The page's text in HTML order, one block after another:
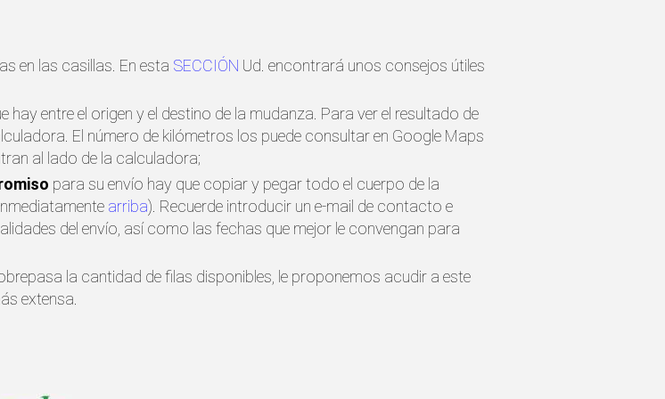
en las casillas. En esta SECCIÓN Ud. encontrará unos consejos útiles
entre el origen y el destino de la mudanza. Para ver el resultado de
El número de kilómetros los puede consultar en Google Maps
al lado de la calculadora;
para su envío hay que copiar y pegar todo el cuerpo de la
arriba). Recuerde introducir un e-mail de contacto e
del envío, así como las fechas que mejor le convengan para
la cantidad de filas disponibles, le proponemos acudir a este
extensa.